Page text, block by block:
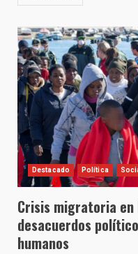
Destacado Política
Crisis migratoria en
desacuerdos
humanos